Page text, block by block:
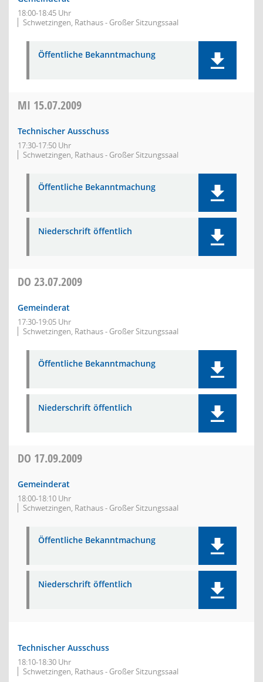
18:00-18:45 Uhr
Schwetzingen, Rathaus - Großer Sitzungssaal
Öffentliche Bekanntmachung
MI 15.07.2009
Technischer Ausschuss
17:30-17:50 Uhr
Schwetzingen, Rathaus - Großer Sitzungssaal
Öffentliche Bekanntmachung
Niederschrift öffentlich
DO 23.07.2009
Gemeinderat
17:30-19:05 Uhr
Schwetzingen, Rathaus - Großer Sitzungssaal
Öffentliche Bekanntmachung
Niederschrift öffentlich
DO 17.09.2009
Gemeinderat
18:00-18:10 Uhr
Schwetzingen, Rathaus - Großer Sitzungssaal
Öffentliche Bekanntmachung
Niederschrift öffentlich
Technischer Ausschuss
18:10-18:30 Uhr
Schwetzingen, Rathaus - Großer Sitzungssaal